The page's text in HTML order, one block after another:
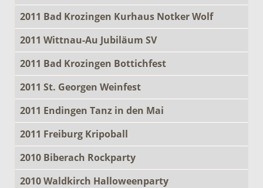
2011 Bad Krozingen Kurhaus Notker Wolf
2011 Wittnau-Au Jubiläum SV
2011 Bad Krozingen Bottichfest
2011 St. Georgen Weinfest
2011 Endingen Tanz in den Mai
2011 Freiburg Kripoball
2010 Biberach Rockparty
2010 Waldkirch Halloweenparty